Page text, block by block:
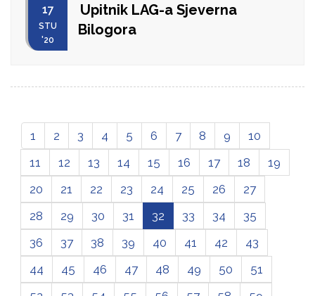
17
STU
'20
Upitnik LAG-a Sjeverna
Bilogora
1 2 3 4 5 6 7 8 9
10
11
12 13 14 15 16 17 18
19
20
21 22 23 24 25 26
27
28
29 30 31 32 33 34
35
36
37 38 39 40 41 42
43
44
45 46 47 48 49 50
51